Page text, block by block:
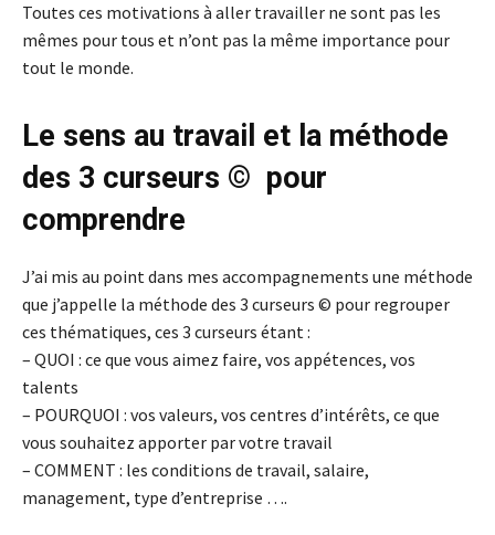
Toutes ces motivations à aller travailler ne sont pas les
mêmes pour tous et n’ont pas la même importance pour
tout le monde.
Le sens au travail et la méthode
des 3 curseurs © pour
comprendre
J’ai mis au point dans mes accompagnements une méthode
que j’appelle la méthode des 3 curseurs © pour regrouper
ces thématiques, ces 3 curseurs étant :
– QUOI : ce que vous aimez faire, vos appétences, vos
talents
– POURQUOI : vos valeurs, vos centres d’intérêts, ce que
vous souhaitez apporter par votre travail
– COMMENT : les conditions de travail, salaire,
management, type d’entreprise ….